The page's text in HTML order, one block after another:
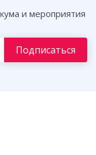
и мероприятия